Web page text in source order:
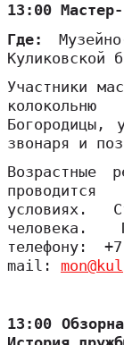
13:00
Где:
Куликовской
Участники
Богородицы,
звонаря и
Возрастные
проводится
условиях.
человека.
телефону:
mail:
13:00